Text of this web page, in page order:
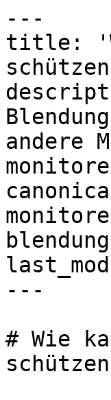
---
title:
andere
---
# Wie